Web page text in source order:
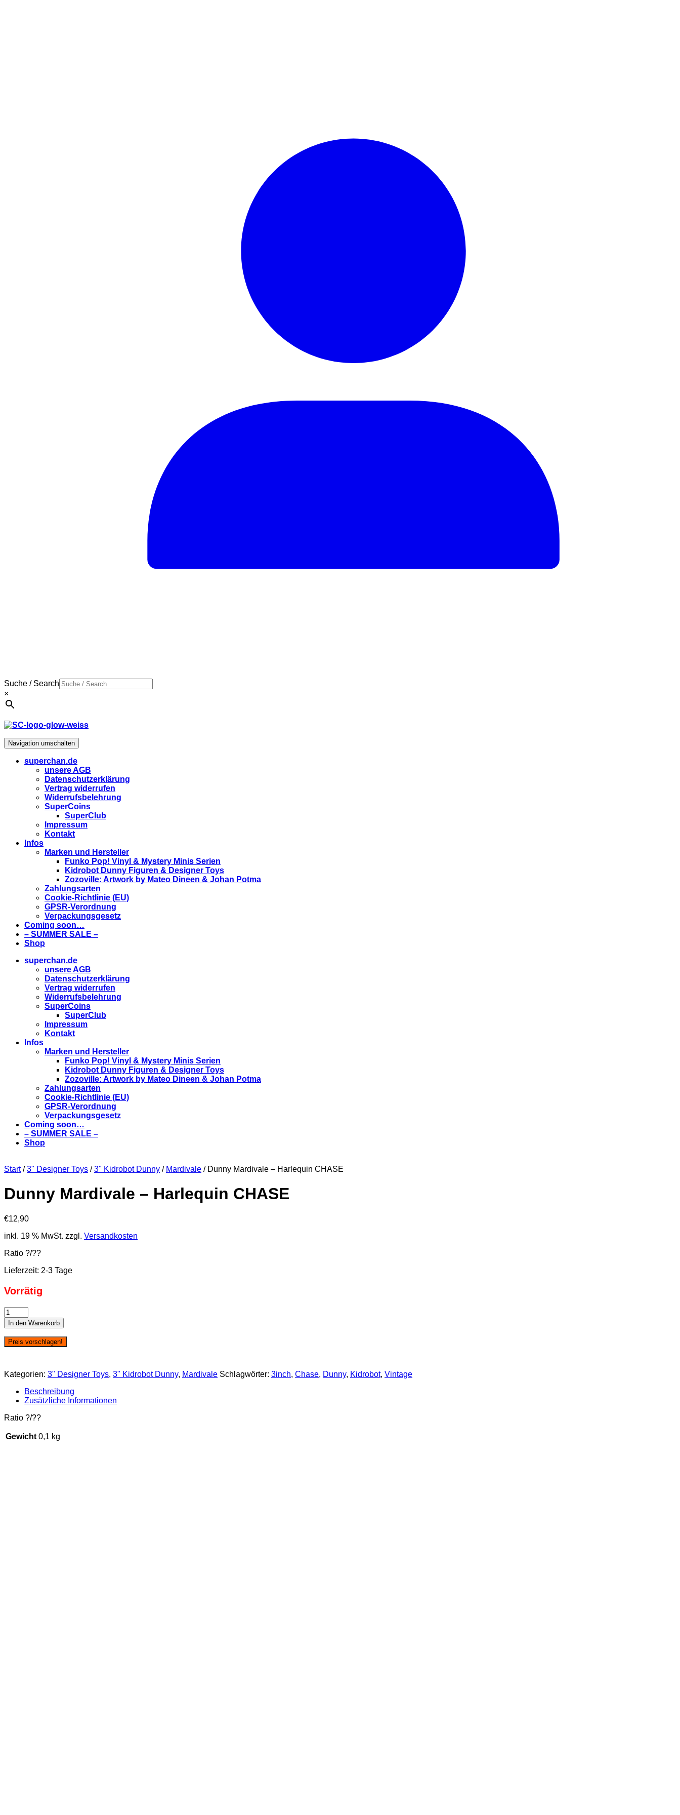
Suche / Search
×
Navigation umschalten
superchan.de
unsere AGB
Datenschutzerklärung
Vertrag widerrufen
Widerrufsbelehrung
SuperCoins
SuperClub
Impressum
Kontakt
Infos
Marken und Hersteller
Funko Pop! Vinyl & Mystery Minis Serien
Kidrobot Dunny Figuren & Designer Toys
Zozoville: Artwork by Mateo Dineen & Johan Potma
Zahlungsarten
Cookie-Richtlinie (EU)
GPSR-Verordnung
Verpackungsgesetz
Coming soon…
– SUMMER SALE –
Shop
superchan.de
unsere AGB
Datenschutzerklärung
Vertrag widerrufen
Widerrufsbelehrung
SuperCoins
SuperClub
Impressum
Kontakt
Infos
Marken und Hersteller
Funko Pop! Vinyl & Mystery Minis Serien
Kidrobot Dunny Figuren & Designer Toys
Zozoville: Artwork by Mateo Dineen & Johan Potma
Zahlungsarten
Cookie-Richtlinie (EU)
GPSR-Verordnung
Verpackungsgesetz
Coming soon…
– SUMMER SALE –
Shop
Start/3" Designer Toys /3" Kidrobot Dunny / Mardivale / Dunny Mardivale – Harlequin CHASE
Dunny Mardivale – Harlequin CHASE
€12,90
inkl. 19 % MwSt. zzgl. Versandkosten
Ratio ?/??
Lieferzeit: 2-3 Tage
Vorrätig
Dunny
Mardivale
-
Harlequin
CHASE
In den Warenkorb
Preis vorschlagen!
Kategorien: 3" Designer Toys, 3" Kidrobot Dunny, Mardivale Schlagwörter: 3inch, Chase, Dunny, Kidrobot, Vintage
Beschreibung
Zusätzliche Informationen
Ratio ?/??
Gewicht 0,1 kg